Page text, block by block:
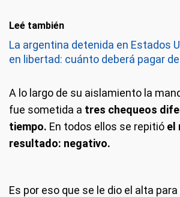
Leé también
La argentina detenida en Estados
en libertad: cuánto deberá pagar
A lo largo de su aislamiento la
fue sometida a tres chequeos
tiempo. En todos ellos se repitió el
resultado: negativo.
Es por eso que se le dio el alta